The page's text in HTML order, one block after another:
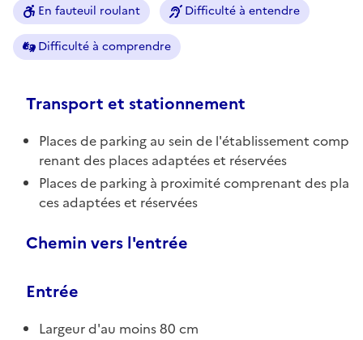
En fauteuil roulant Difficulté à entendre
Difficulté à comprendre
Transport et stationnement
Places de parking au sein de l'établissement comp
renant des places adaptées et réservées
Places de parking à proximité comprenant des pla
ces adaptées et réservées
Chemin vers l'entrée
Entrée
Largeur d'au moins 80 cm